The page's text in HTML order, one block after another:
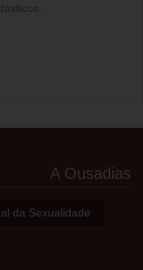
A Ousadias
da Sexualidade